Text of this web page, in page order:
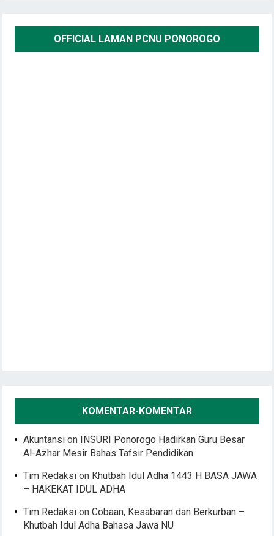
OFFICIAL LAMAN PCNU PONOROGO
KOMENTAR-KOMENTAR
Akuntansi on INSURI Ponorogo Hadirkan Guru Besar
Al-Azhar Mesir Bahas Tafsir Pendidikan
Tim Redaksi on Khutbah Idul Adha 1443 H BASA JAWA
– HAKEKAT IDUL ADHA
Tim Redaksi onCobaan, Kesabaran dan Berkurban –
Khutbah Idul Adha Bahasa Jawa NU